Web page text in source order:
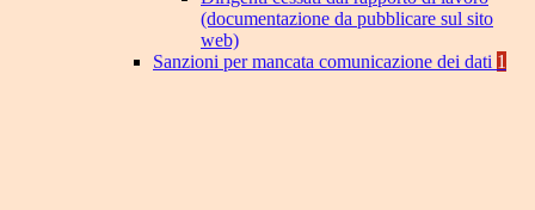
(documentazione da pubblicare sul sito
web)
Sanzioni per mancata comunicazione dei dati 1